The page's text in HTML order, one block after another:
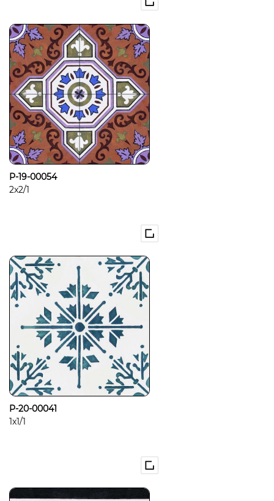
P-19-00054
2x2/1
P-20-00041
1x1/1